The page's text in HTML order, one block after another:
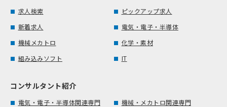
求人検索
ピックアップ求人
新着求人
電気・電子・半導体
機械メカトロ
化学・素材
組み込みソフト
IT
コンサルタント紹介
電気・電子・半導体関連専門
機械・メカトロ関連専門